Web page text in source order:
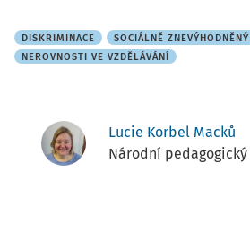
DISKRIMINACE SOCIÁLNĚ
NEROVNOSTI VE VZDĚLÁVÁNÍ
Lucie Korbel Macků
Národní